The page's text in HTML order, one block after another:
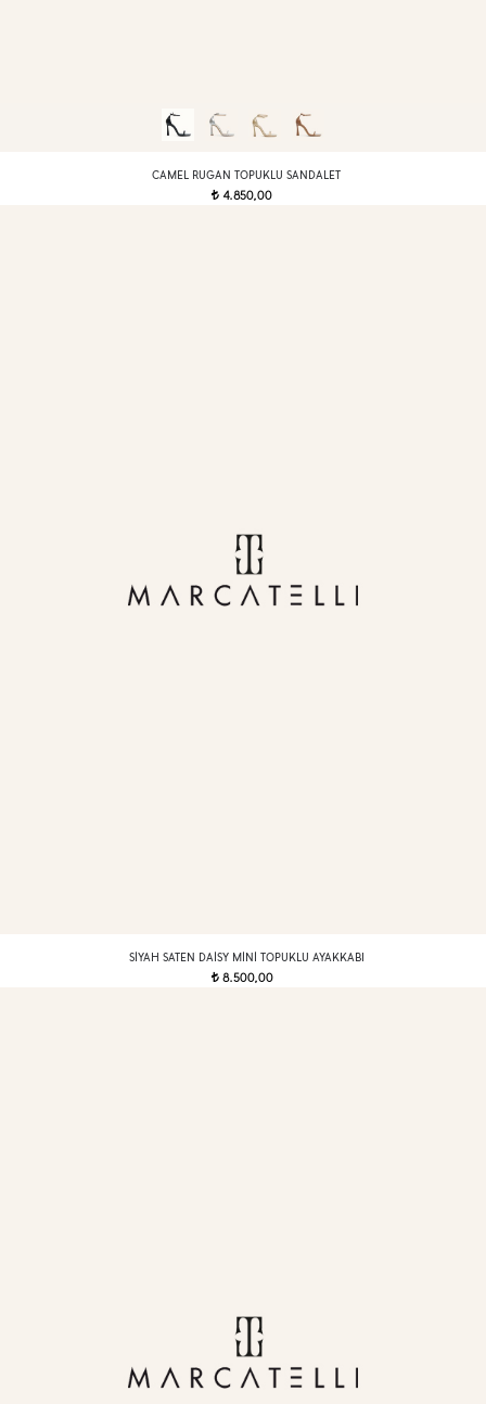
CAMEL RUGAN TOPUKLU SANDALET
t 4.850,00
SIYAH SATEN DAISY MINI TOPUKLU AYAKKABI
t8.500,00